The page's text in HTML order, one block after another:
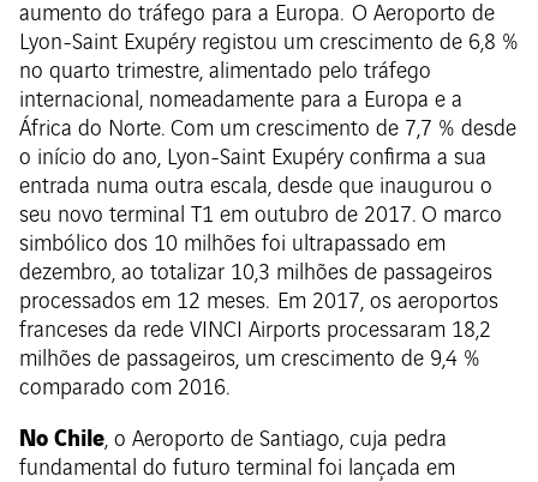
aumento do tráfego para a Europa. O Aeroporto de
Lyon-Saint Exupéry registou um crescimento de 6,8 %
no quarto trimestre, alimentado pelo tráfego
internacional, nomeadamente para a Europa e a
África do Norte. Com um crescimento de 7,7 % desde
o início do ano, Lyon-Saint Exupéry confirma a sua
entrada numa outra escala, desde que inaugurou o
seu novo terminal T1 em outubro de 2017. O marco
simbólico dos 10 milhões foi ultrapassado em
dezembro, ao totalizar 10,3 milhões de passageiros
processados em 12 meses. Em 2017, os aeroportos
franceses da rede VINCI Airports processaram 18,2
milhões de passageiros, um crescimento de 9,4 %
comparado com 2016.
No Chile, o Aeroporto de Santiago, cuja pedra
fundamental do futuro terminal foi lançada em